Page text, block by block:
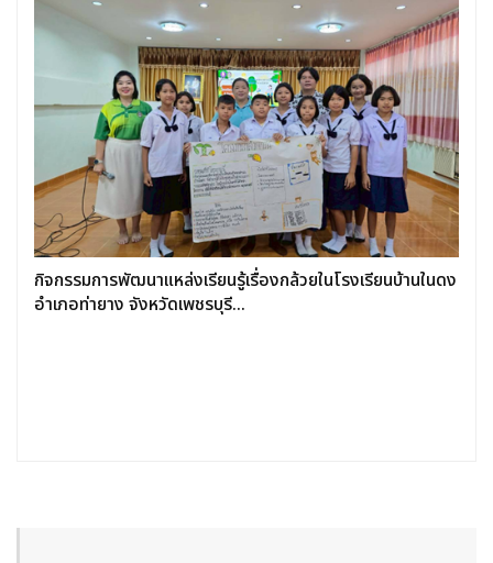
กิจกรรมการพัฒนาแหล่งเรียนรู้เรื่องกล้วยในโรงเรียนบ้านในดง
อำเภอท่ายาง จังหวัดเพชรบุรี...